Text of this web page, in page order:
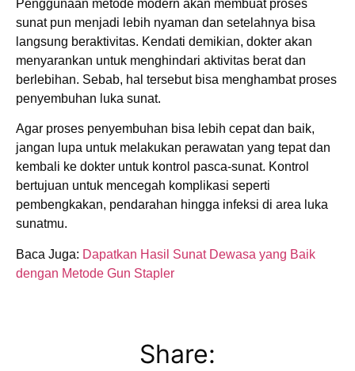
Penggunaan metode modern akan membuat proses
sunat pun menjadi lebih nyaman dan setelahnya bisa
langsung beraktivitas. Kendati demikian, dokter akan
menyarankan untuk menghindari aktivitas berat dan
berlebihan. Sebab, hal tersebut bisa menghambat proses
penyembuhan luka sunat.
Agar proses penyembuhan bisa lebih cepat dan baik,
jangan lupa untuk melakukan perawatan yang tepat dan
kembali ke dokter untuk kontrol pasca-sunat. Kontrol
bertujuan untuk mencegah komplikasi seperti
pembengkakan, pendarahan hingga infeksi di area luka
sunatmu.
Baca Juga: Dapatkan Hasil Sunat Dewasa yang Baik
dengan Metode Gun Stapler
Share: